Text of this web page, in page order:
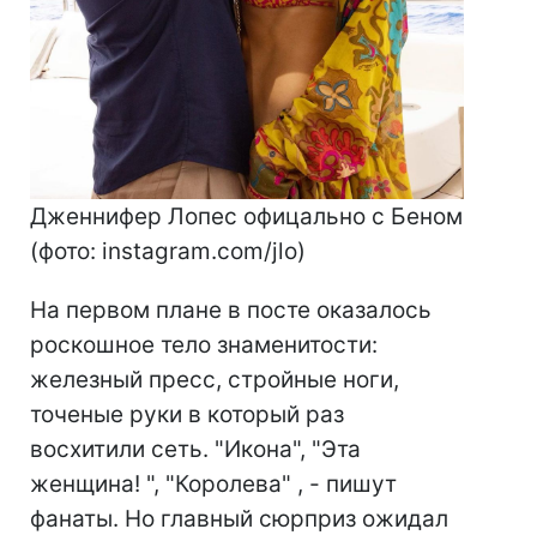
Дженнифер Лопес офицально с Беном
(фото: instagram.com/jlo)
На первом плане в посте оказалось
роскошное тело знаменитости:
железный пресс, стройные ноги,
точеные руки в который раз
восхитили сеть. "Икона", "Эта
женщина! ", "Королева" , - пишут
фанаты. Но главный сюрприз ожидал